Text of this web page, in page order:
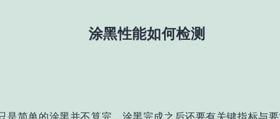
涂黑性能如何检测
是简单的涂黑并不算完，涂黑完成之后还要有关键指标与